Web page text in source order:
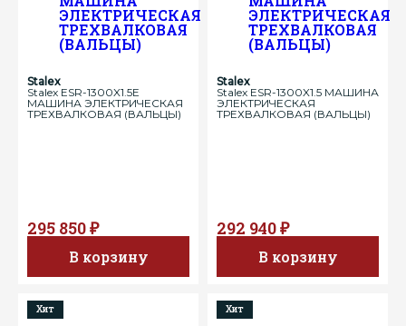
Stalex
Stalex ESR-1300X1.5Е
МАШИНА ЭЛЕКТРИЧЕСКАЯ
ТРЕХВАЛКОВАЯ (ВАЛЬЦЫ)
295 850 ₽
В корзину
Stalex
Stalex ESR-1300X1.5 МАШИНА
ЭЛЕКТРИЧЕСКАЯ
ТРЕХВАЛКОВАЯ (ВАЛЬЦЫ)
292 940 ₽
В корзину
Хит Хит